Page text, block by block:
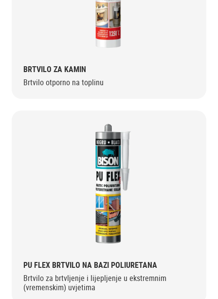
BRTVILO ZA KAMIN
Brtvilo otporno na toplinu
PU FLEX BRTVILO NA BAZI POLIURETANA
Brtvilo za brtvljenje i lijepljenje u ekstremnim
(vremenskim) uvjetima